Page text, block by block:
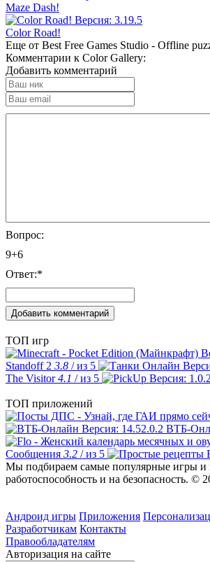
Maze Dash!
Color Road!
Еще от Best Free Games Studio - Offline
Комментарии к Color Gallery:
Добавить комментарий
Вопрос:
9+6
Ответ:*
ТОП игр
Standoff 2 3.8 / из 5
The Visitor4.1 / из 5
ТОП приложений
ВТБ-
Сообщения 3.2 / из 5
Мы подбираем самые популярные игры и
работоспособность и на безопасность. ©
Андроид игры Приложения
Разработчикам Контакты
Правообладателям
Авторизация на сайте